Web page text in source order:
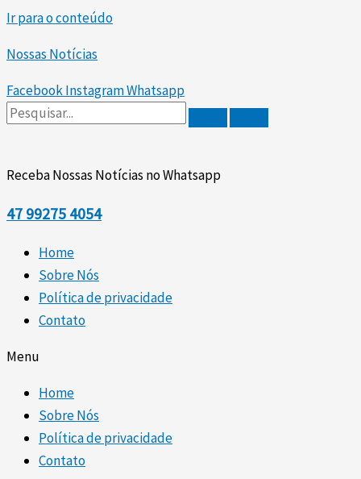
Ir para o conteúdo
Nossas Notícias
FacebookInstagramWhatsapp
Receba Nossas Notícias no Whatsapp
47 99275 4054
Home
Sobre Nós
Política de privacidade
Contato
Menu
Home
Sobre Nós
Política de privacidade
Contato